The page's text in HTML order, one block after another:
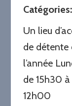
Catégories:
Un lieu
de détente
l’année
de 15h30
12h00